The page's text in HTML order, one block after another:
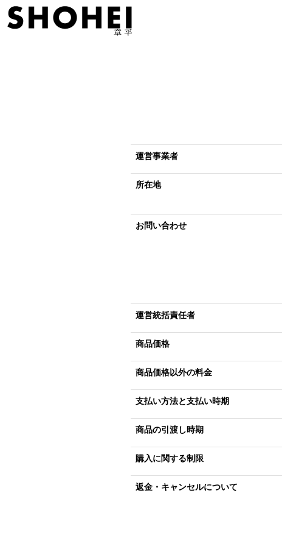
運営事業者
所在地
お問い合わせ
運営統括責任者
商品価格
商品価格以外の料金
支払い方法と支払い時期
商品の引渡し時期
購入に関する制限
返金・キャンセルについて